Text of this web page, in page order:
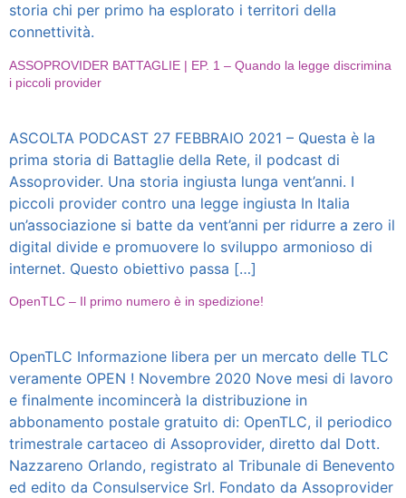
storia chi per primo ha esplorato i territori della
connettività.
ASSOPROVIDER BATTAGLIE | EP. 1 – Quando la legge discrimina
i piccoli provider
ASCOLTA PODCAST 27 FEBBRAIO 2021 – Questa è la
prima storia di Battaglie della Rete, il podcast di
Assoprovider. Una storia ingiusta lunga vent’anni. I
piccoli provider contro una legge ingiusta In Italia
un’associazione si batte da vent’anni per ridurre a zero il
digital divide e promuovere lo sviluppo armonioso di
internet. Questo obiettivo passa […]
OpenTLC – Il primo numero è in spedizione!
OpenTLC Informazione libera per un mercato delle TLC
veramente OPEN ! Novembre 2020 Nove mesi di lavoro
e finalmente incomincerà la distribuzione in
abbonamento postale gratuito di: OpenTLC, il periodico
trimestrale cartaceo di Assoprovider, diretto dal Dott.
Nazzareno Orlando, registrato al Tribunale di Benevento
ed edito da Consulservice Srl. Fondato da Assoprovider